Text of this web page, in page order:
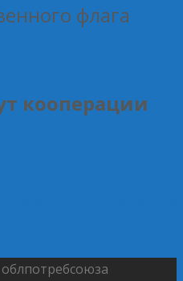
флага
кооперации